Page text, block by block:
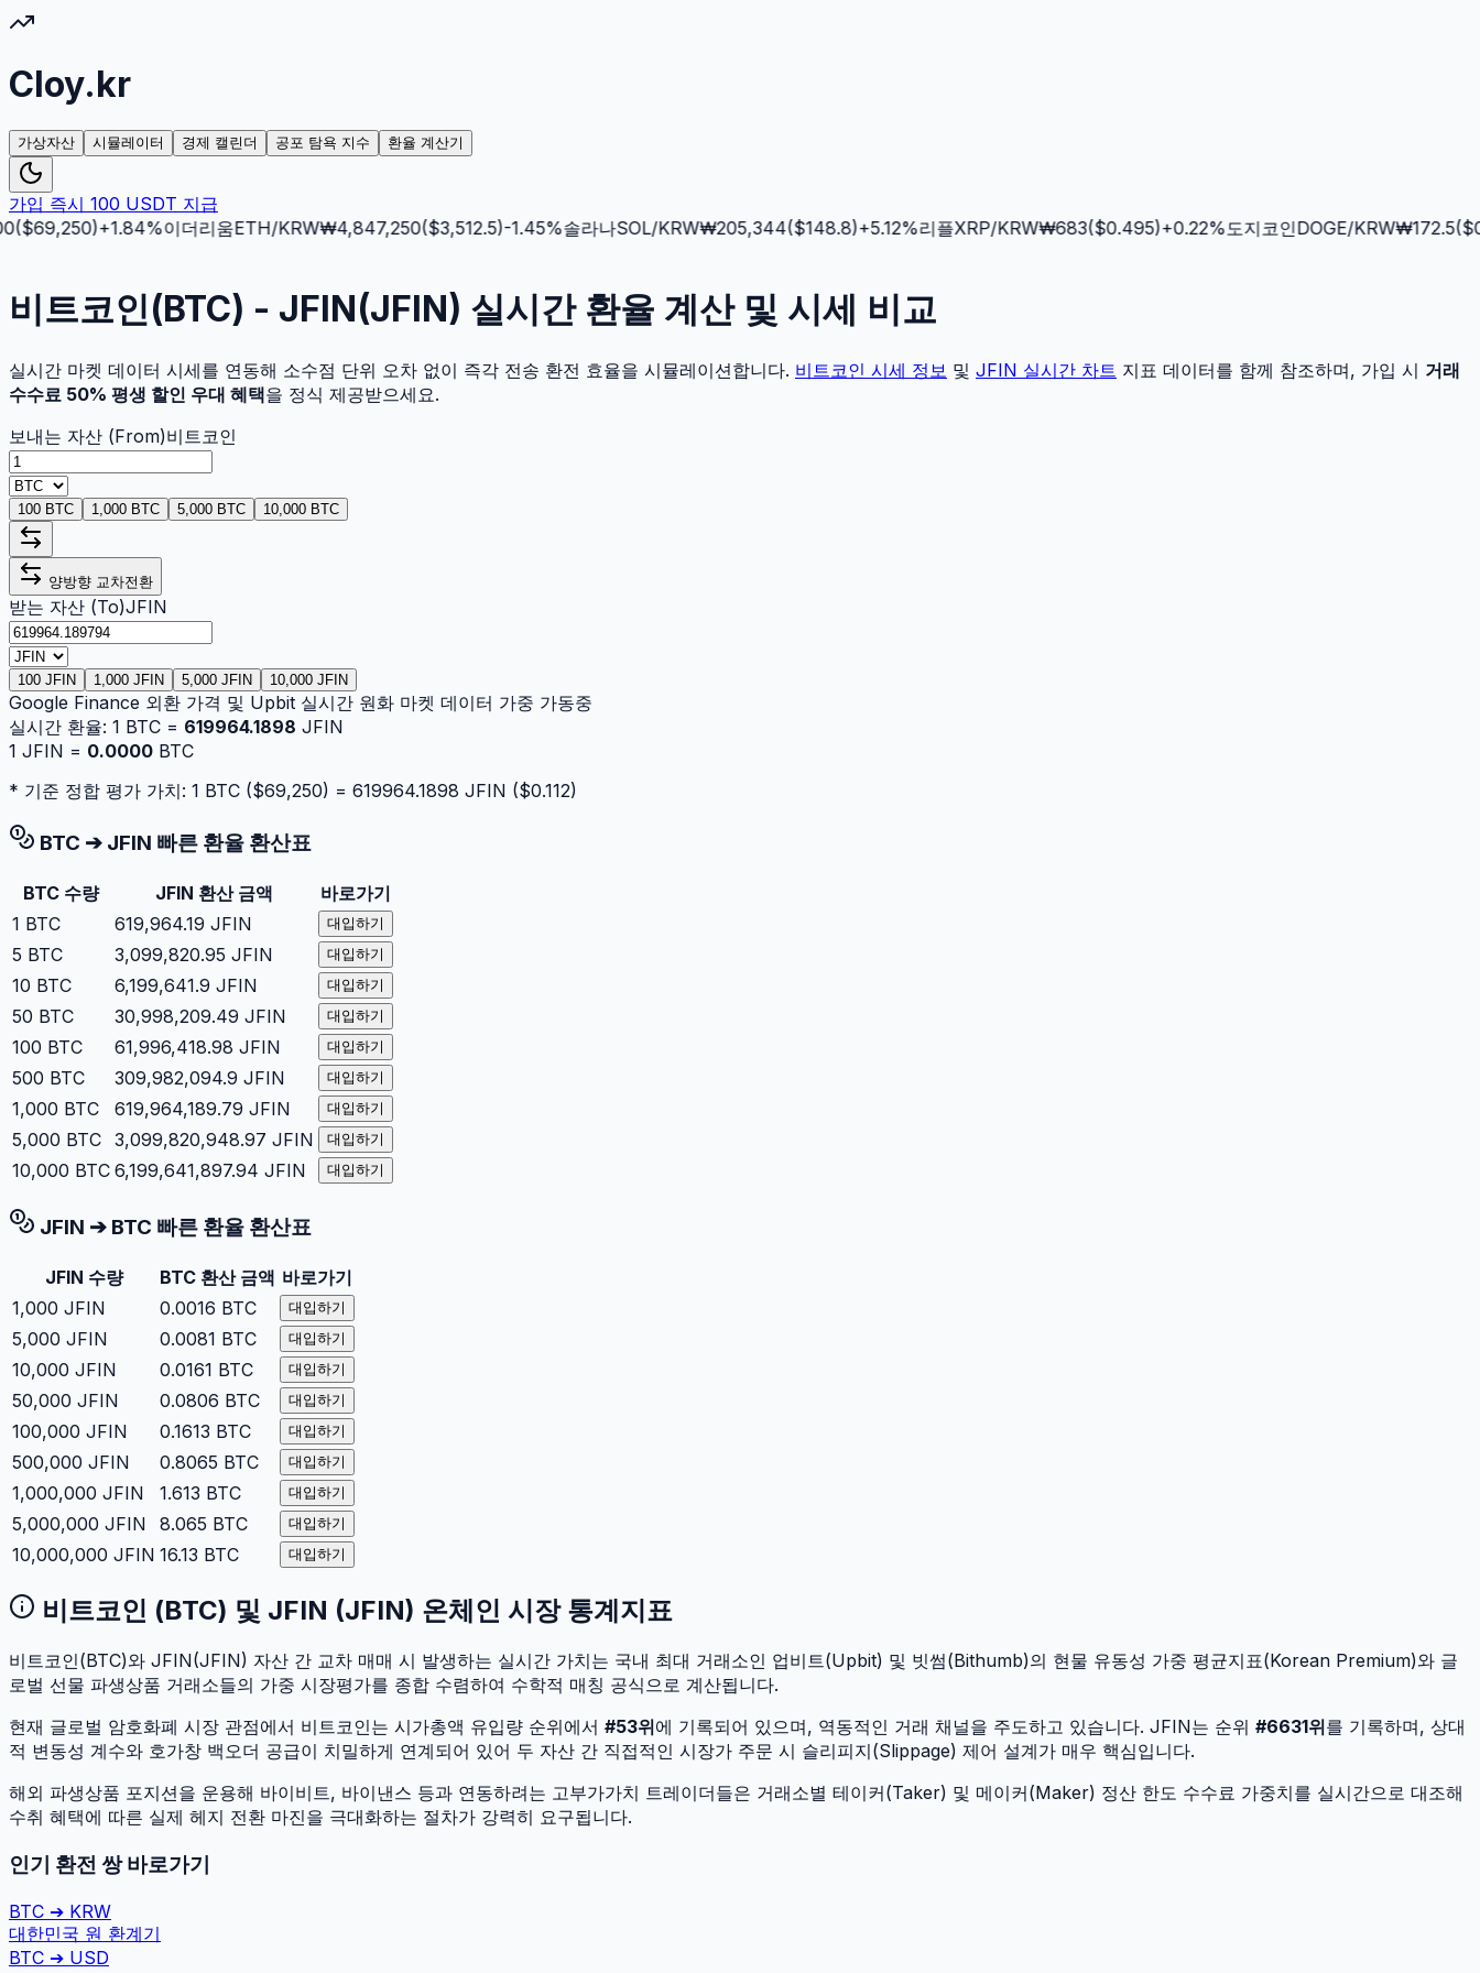
Cloy.kr
가상자산 시뮬레이터 경제 캘린더 공포 탐욕 지수 환율 계산기
가입 즉시 100 USDT 지급
69,250)+1.84%이더리움ETH/KRW₩4,847,250($3,512.5)-1.45%솔라나SOL/KRW₩205,344($148.8)+5.12%리플XRP/KRW₩683($0.495)+0.22%도지코인DOGE/KRW₩172.5($
비트코인(BTC) - JFIN(JFIN) 실시간 환율 계산 및 시세 비교
실시간 마켓 데이터 시세를 연동해 소수점 단위 오차 없이 즉각 전송 환전 효율을 시뮬레이션합니다. 비트코인 시세 정보 및 JFIN 실시간 차트 지표 데이터를 함께 참조하며, 가입 시 거래
수수료 50% 평생 할인 우대 혜택을 정식 제공받으세요.
보내는 자산 (From)비트코인
100 BTC 1,000 BTC 5,000 BTC 10,000 BTC
양방향 교차전환
받는 자산 (To)JFIN
100 JFIN 1,000 JFIN 5,000 JFIN 10,000 JFIN
Google Finance 외환 가격 및 Upbit 실시간 원화 마켓 데이터 가중 가동중
실시간 환율: 1 BTC = 619964.1898 JFIN
1 JFIN = 0.0000 BTC
* 기준 정합 평가 가치: 1 BTC ($69,250) = 619964.1898 JFIN ($0.112)
BTC ➔ JFIN 빠른 환율 환산표
BTC 수량 JFIN 환산 금액
바로가기
1 BTC 619,964.19 JFIN 대입하기
5 BTC 3,099,820.95 JFIN 대입하기
10 BTC 6,199,641.9 JFIN 대입하기
50 BTC 30,998,209.49 JFIN 대입하기
100 BTC 61,996,418.98 JFIN 대입하기
500 BTC 309,982,094.9 JFIN 대입하기
1,000 BTC 619,964,189.79 JFIN 대입하기
5,000 BTC 3,099,820,948.97 JFIN 대입하기
10,000 BTC 6,199,641,897.94 JFIN 대입하기
JFIN ➔ BTC 빠른 환율 환산표
JFIN 수량 BTC 환산 금액 바로가기
1,000 JFIN 0.0016 BTC 대입하기
5,000 JFIN 0.0081 BTC 대입하기
10,000 JFIN 0.0161 BTC 대입하기
50,000 JFIN 0.0806 BTC 대입하기
100,000 JFIN 0.1613 BTC 대입하기
500,000 JFIN 0.8065 BTC 대입하기
1,000,000 JFIN 1.613 BTC 대입하기
5,000,000 JFIN 8.065 BTC 대입하기
10,000,000 JFIN 16.13 BTC 대입하기
비트코인 (BTC) 및 JFIN (JFIN) 온체인 시장 통계지표
비트코인(BTC)와 JFIN(JFIN) 자산 간 교차 매매 시 발생하는 실시간 가치는 국내 최대 거래소인 업비트(Upbit) 및 빗썸(Bithumb)의 현물 유동성 가중 평균지표(Korean Premium)와 글
로벌 선물 파생상품 거래소들의 가중 시장평가를 종합 수렴하여 수학적 매칭 공식으로 계산됩니다.
현재 글로벌 암호화폐 시장 관점에서 비트코인는 시가총액 유입량 순위에서 #53위에 기록되어 있으며, 역동적인 거래 채널을 주도하고 있습니다. JFIN는 순위 #6631위를 기록하며, 상대
적 변동성 계수와 호가창 백오더 공급이 치밀하게 연계되어 있어 두 자산 간 직접적인 시장가 주문 시 슬리피지(Slippage) 제어 설계가 매우 핵심입니다.
해외 파생상품 포지션을 운용해 바이비트, 바이낸스 등과 연동하려는 고부가가치 트레이더들은 거래소별 테이커(Taker) 및 메이커(Maker) 정산 한도 수수료 가중치를 실시간으로 대조해
수취 혜택에 따른 실제 헤지 전환 마진을 극대화하는 절차가 강력히 요구됩니다.
인기 환전 쌍 바로가기
BTC ➔ KRW
대한민국 원 환계기
BTC ➔ USD